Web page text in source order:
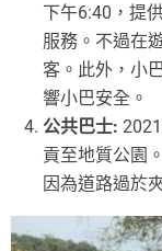
下午6:40，提
服務。不過在
客。此外，小
響小巴安全。
公共巴士:
貢至地質公園
因為道路過於